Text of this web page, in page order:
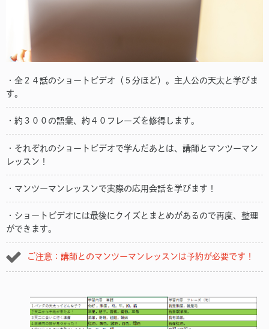
・全２４話のショートビデオ（５分ほど）。主人公の天太と学びま
す。
・約３００の語彙、約４０フレーズを修得します。
・それぞれのショートビデオで学んだあとは、講師とマンツーマン
レッスン！
・マンツーマンレッスンで実際の応用会話を学びます！
・ショートビデオには最後にクイズとまとめがあるので再度、整理
ができます。
ご注意：講師とのマンツーマンレッスンは予約が必要です！